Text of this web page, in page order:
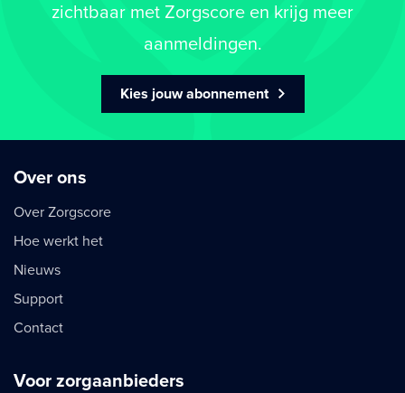
zichtbaar met Zorgscore en krijg meer
aanmeldingen.
Kies jouw abonnement
Over ons
Over Zorgscore
Hoe werkt het
Nieuws
Support
Contact
Voor zorgaanbieders